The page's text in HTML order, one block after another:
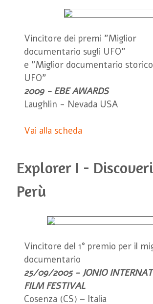
Vincitore dei premi "Miglior
documentario sugli UFO"
e "Miglior documentario
UFO"
2009 - EBE AWARDS
Laughlin - Nevada USA
Vai alla scheda
Explorer I -
Perù
Vincitore del 1° premio per il
documentario
25/09/2005 - JONIO
FILM FESTIVAL
Cosenza (CS) – Italia